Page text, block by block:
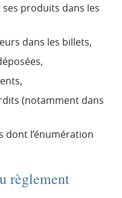
produits dans les
dans les billets,
(notamment dans
dont l’énumération
règlement